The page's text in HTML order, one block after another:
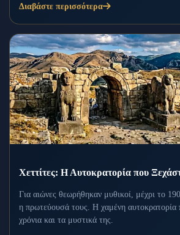
Διαβάστε περισσότερα
Χεττίτες: Η Αυτοκρατορία που
Για αιώνες θεωρήθηκαν μυθικοί, μέχρι το
η πρωτεύουσά τους. Η χαμένη αυτοκρατορία
χρόνια και τα μυστικά της.